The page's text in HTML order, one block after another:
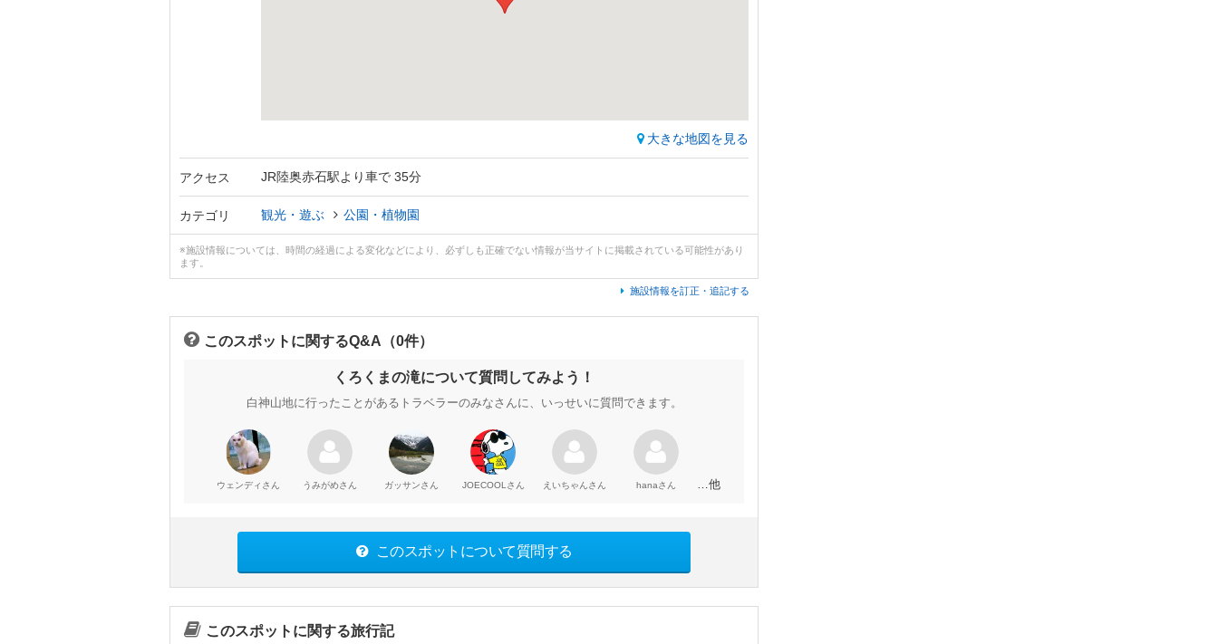
大きな地図を見る
アクセス JR陸奥赤石駅より車で 35分
カテゴリ 観光・遊ぶ 公園・植物園
※施設情報については、時間の経過による変化などにより、必ずしも正確でない情報が当サイトに掲載されている可能性があり
ます。
施設情報を訂正・追記する
このスポットに関するQ&A（0件）
くろくまの滝について質問してみよう！
白神山地に行ったことがあるトラベラーのみなさんに、いっせいに質問できます。
ウェンディ さん うみがめさん ガッサンさん JOECOOL さん えいちゃん さん hanaさん …他
このスポットについて質問する
このスポットに関する旅行記